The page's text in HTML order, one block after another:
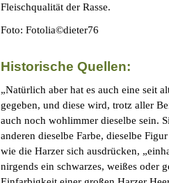
Fleischqualität der Rasse.
Foto: Fotolia©dieter76
Historische Quellen:
„Natürlich aber hat es auch eine seit
gegeben, und diese wird, trotz aller
auch noch wohlimmer dieselbe sein.
anderen dieselbe Farbe, dieselbe
wie die Harzer sich ausdrücken,
nirgends ein schwarzes, weißes oder